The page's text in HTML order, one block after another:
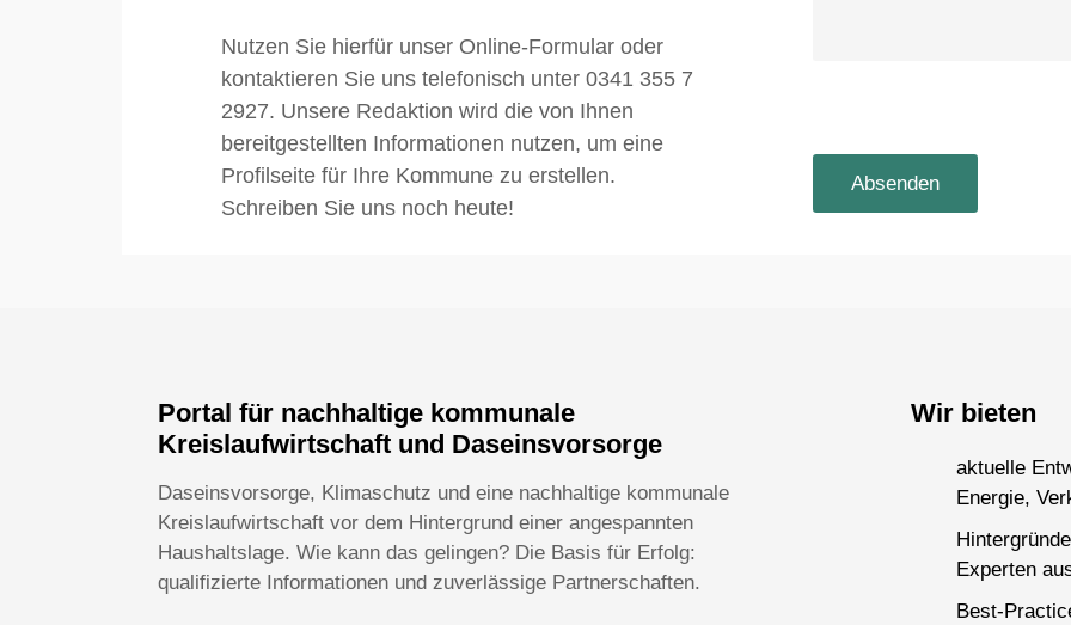
Nutzen Sie hierfür unser Online-Formular oder
kontaktieren Sie uns telefonisch unter 0341 355 7
2927. Unsere Redaktion wird die von Ihnen
bereitgestellten Informationen nutzen, um eine
Profilseite für Ihre Kommune zu erstellen.
Schreiben Sie uns noch heute!
Portal für nachhaltige kommunale
Kreislaufwirtschaft und Daseinsvorsorge
Daseinsvorsorge, Klimaschutz und eine nachhaltige kommunale
Kreislaufwirtschaft vor dem Hintergrund einer angespannten
Haushaltslage. Wie kann das gelingen? Die Basis für Erfolg:
qualifizierte Informationen und zuverlässige Partnerschaften.
Wir bieten
aktuelle
Energie,
Experten
Best-